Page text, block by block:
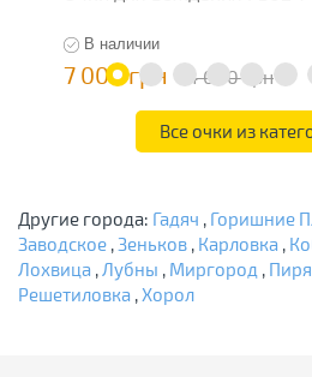
В наличии
7 000 грн 14 000 грн
Все очки из
Другие города: Гадяч , Горишние
Заводское , Зеньков , Карловка ,
Лохвица ,Лубны , Миргород ,
Решетиловка ,Хорол